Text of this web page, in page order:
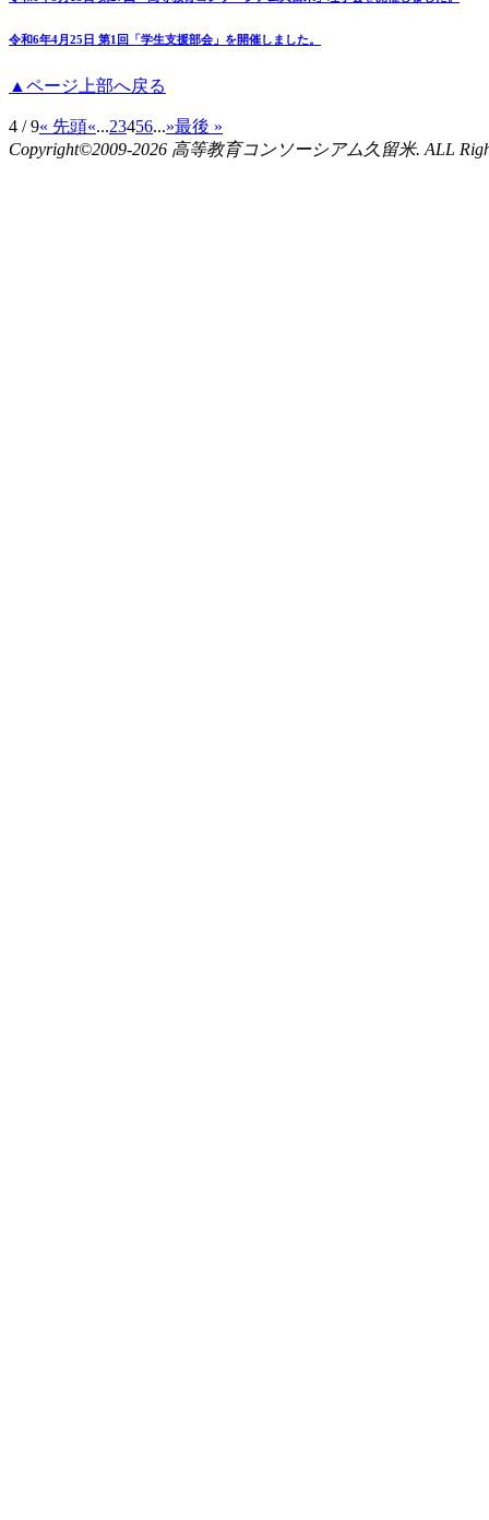
令和6年4月25日 第1回「学生支援部会」を開催しました。
▲ページ上部へ戻る
4 / 9« 先頭«...23456...»最後 »
Copyright©2009-2026 高等教育コンソーシアム久留米. ALL